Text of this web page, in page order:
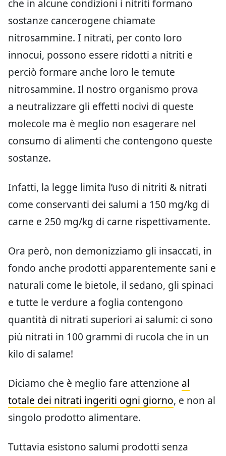
che in alcune condizioni i nitriti formano
sostanze cancerogene chiamate
nitrosammine. I nitrati, per conto loro
innocui, possono essere ridotti a nitriti e
perciò formare anche loro le temute
nitrosammine. Il nostro organismo prova
a neutralizzare gli effetti nocivi di queste
molecole ma è meglio non esagerare nel
consumo di alimenti che contengono queste
sostanze.
Infatti, la legge limita l’uso di nitriti & nitrati
come conservanti dei salumi a 150 mg/kg di
carne e 250 mg/kg di carne rispettivamente.
Ora però, non demonizziamo gli insaccati, in
fondo anche prodotti apparentemente sani e
naturali come le bietole, il sedano, gli spinaci
e tutte le verdure a foglia contengono
quantità di nitrati superiori ai salumi: ci sono
più nitrati in 100 grammi di rucola che in un
kilo di salame!
Diciamo che è meglio fare attenzione al
totale dei nitrati ingeriti ogni giorno, e non al
singolo prodotto alimentare.
Tuttavia esistono salumi prodotti senza